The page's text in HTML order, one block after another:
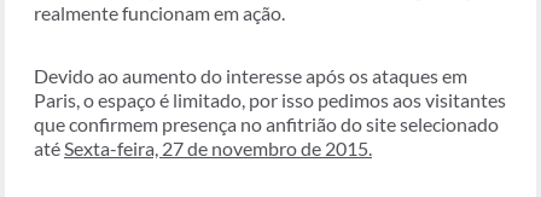
realmente funcionam em ação.
Devido ao aumento do interesse após os ataques em
Paris, o espaço é limitado, por isso pedimos aos visitantes
que confirmem presença no anfitrião do site selecionado
até Sexta-feira, 27 de novembro de 2015.